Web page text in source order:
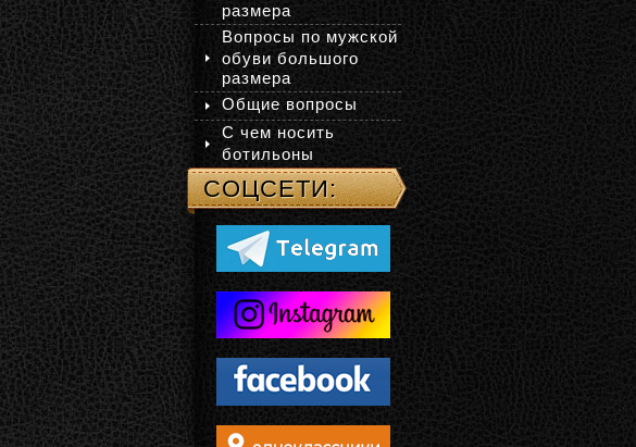
размера
Вопросы по мужской
обуви большого
размера
Общие вопросы
С чем носить
ботильоны
СОЦСЕТИ: